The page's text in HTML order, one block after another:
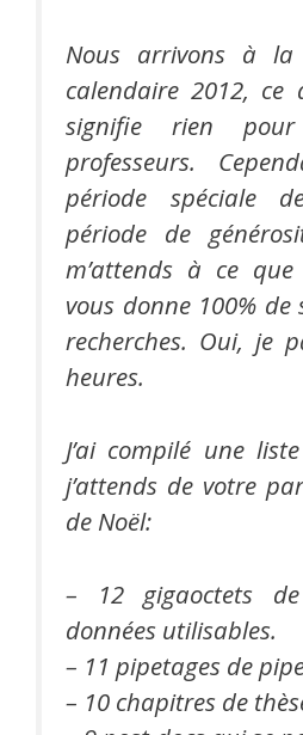
Nous arrivons à la
calendaire 2012,
signifie rien
professeurs.
période spéciale
période de
m’attends à ce que
vous donne 100% de
recherches. Oui, je
heures.
J’ai compilé une
j’attends de votre
de Noël:
– 12 gigaoctets
données utilisables.
– 11 pipetages de
– 10 chapitres de